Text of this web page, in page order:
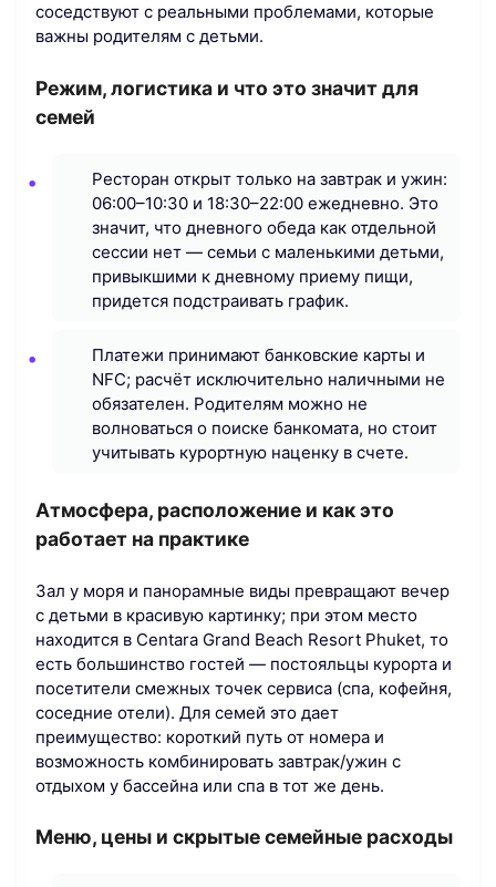
соседствуют с реальными проблемами, которые
важны родителям с детьми.
Режим, логистика и что это значит для
семей
Ресторан открыт только на завтрак и ужин:
06:00–10:30 и 18:30–22:00 ежедневно. Это
значит, что дневного обеда как отдельной
сессии нет — семьи с маленькими детьми,
привыкшими к дневному приему пищи,
придется подстраивать график.
Платежи принимают банковские карты и
NFC; расчёт исключительно наличными не
обязателен. Родителям можно не
волноваться о поиске банкомата, но стоит
учитывать курортную наценку в счете.
Атмосфера, расположение и как это
работает на практике
Зал у моря и панорамные виды превращают вечер
с детьми в красивую картинку; при этом место
находится в Centara Grand Beach Resort Phuket, то
есть большинство гостей — постояльцы курорта и
посетители смежных точек сервиса (спа, кофейня,
соседние отели). Для семей это дает
преимущество: короткий путь от номера и
возможность комбинировать завтрак/ужин с
отдыхом у бассейна или спа в тот же день.
Меню, цены и скрытые семейные расходы